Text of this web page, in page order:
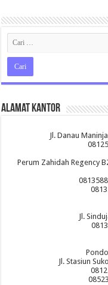
Alamat Kantor
Jl. Danau
Perum Zahidah Regency
Jl.
Jl. Stasiun